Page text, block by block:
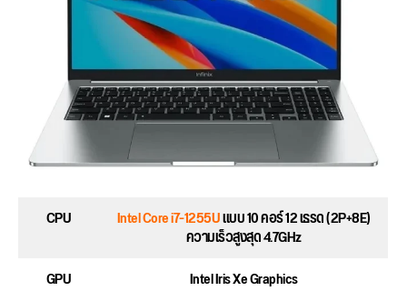
CPU Intel Core i7-1255Uแบบ 10 คอร์ 12 เธรด (2P+8E)
ความเร็วสูงสุด 4.7GHz
GPU
Intel Iris Xe Graphics